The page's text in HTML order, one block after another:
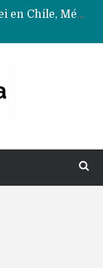
Data Centers de Huawei en Chile, México, Brasil,Perú y Argentina podrían verse afectados por arremetida de EE.UU